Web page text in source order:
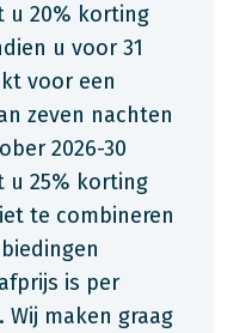
u 20% korting
u voor 31
voor een
zeven nachten
2026-30
u 25% korting
te combineren
is per
maken graag